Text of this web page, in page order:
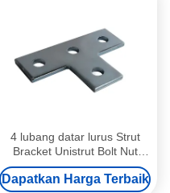
4 lubang datar lurus Strut
Bracket Unistrut Bolt Nut
Stamping Plat Konektor
berbentuk L T
Dapatkan Harga Terbaik